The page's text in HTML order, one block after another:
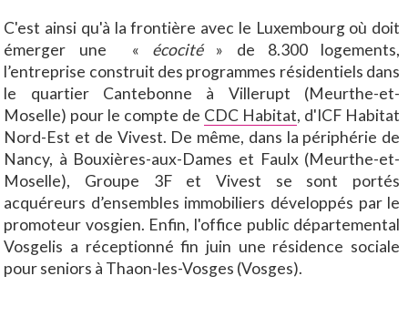
C'est ainsi qu'à la frontière avec le Luxembourg où doit
émerger une « écocité » de 8.300 logements,
l’entreprise construit des programmes résidentiels dans
le quartier Cantebonne à Villerupt (Meurthe-et-
Moselle) pour le compte de CDC Habitat, d'ICF Habitat
Nord-Est et de Vivest. De même, dans la périphérie de
Nancy, à Bouxières-aux-Dames et Faulx (Meurthe-et-
Moselle), Groupe 3F et Vivest se sont portés
acquéreurs d’ensembles immobiliers développés par le
promoteur vosgien. Enfin, l'office public départemental
Vosgelis a réceptionné fin juin une résidence sociale
pour seniors à Thaon-les-Vosges (Vosges).